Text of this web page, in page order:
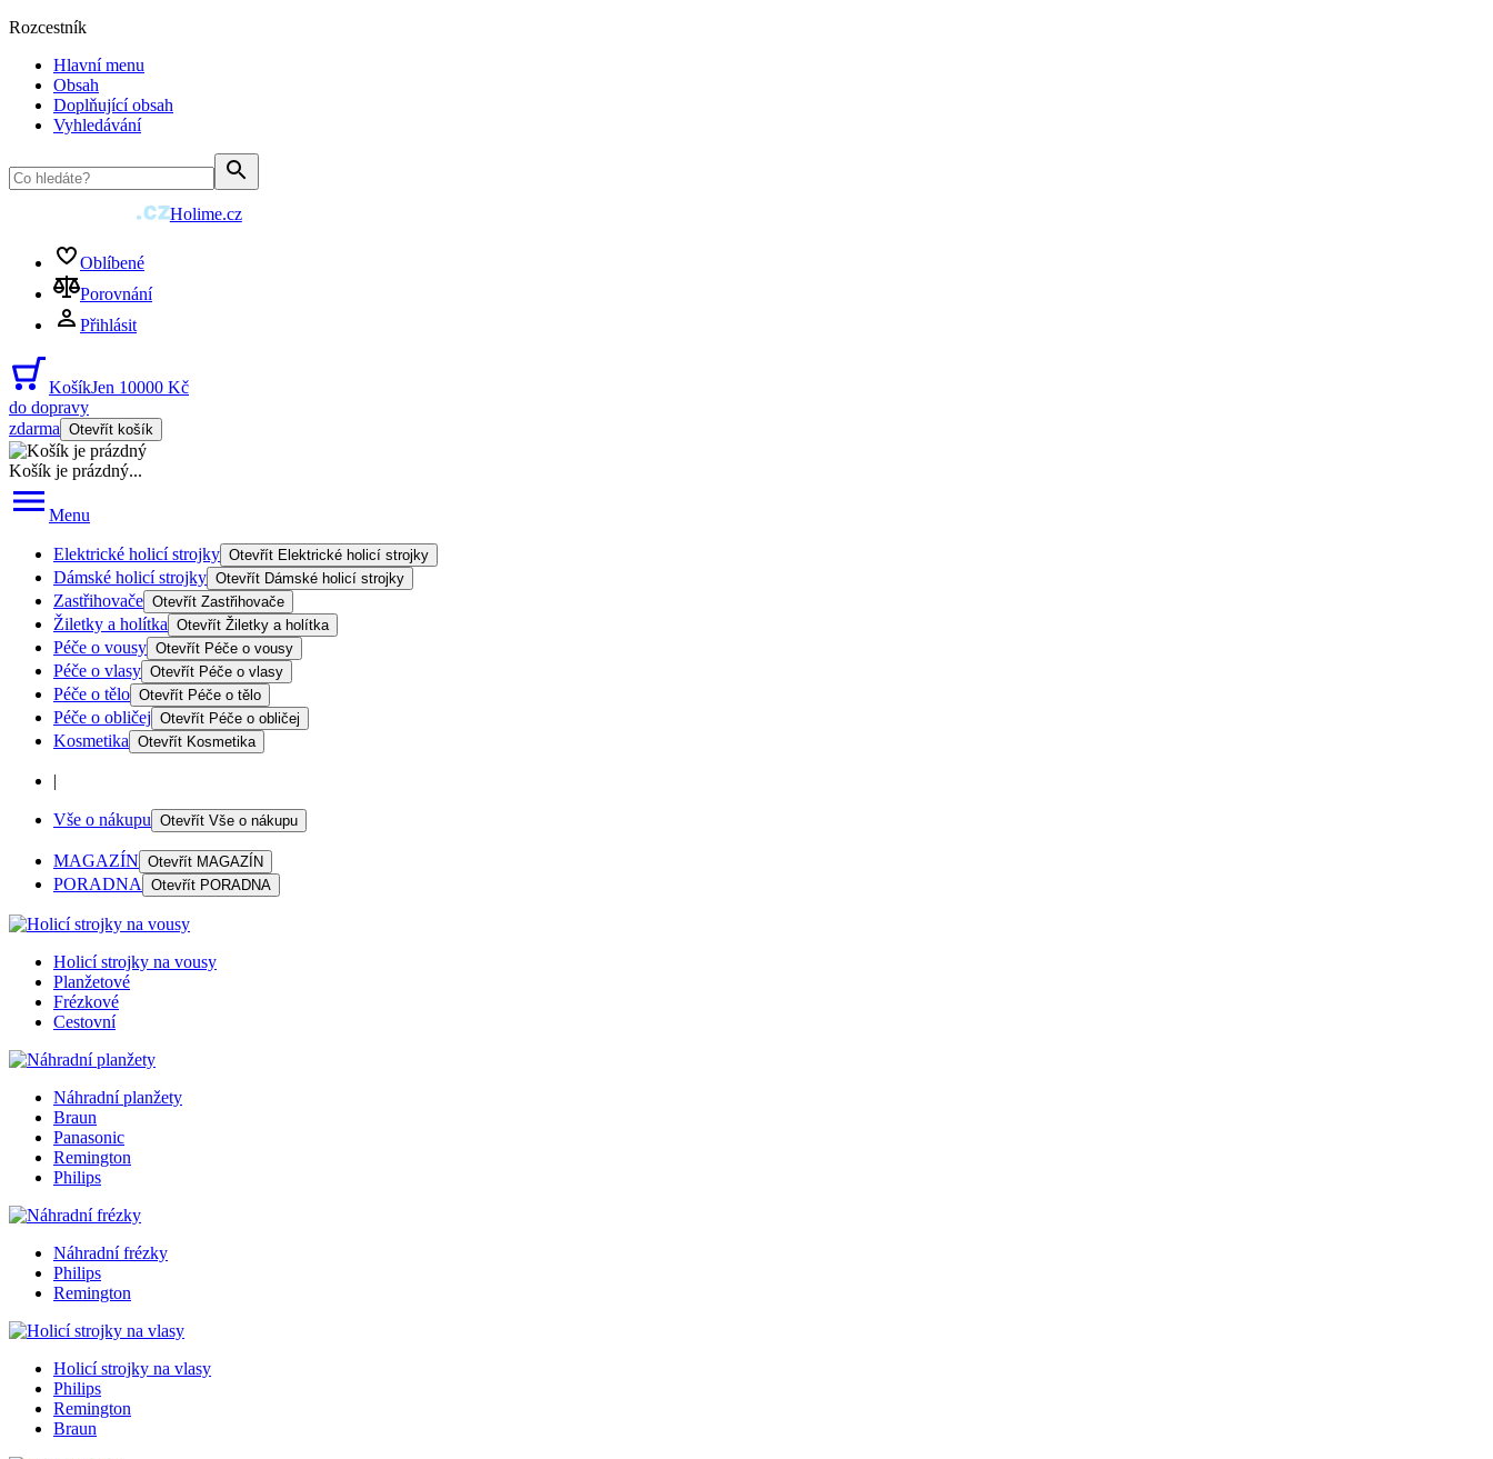
Rozcestník
Hlavní menu
Obsah
Doplňující obsah
Vyhledávání
Holime.cz
Oblíbené
Porovnání
Přihlásit
KošíkJen 10000 Kč
do dopravy
zdarma Otevřít košík
Košík je prázdný...
Menu
Elektrické holicí strojky Otevřít Elektrické holicí strojky
Dámské holicí strojky Otevřít Dámské holicí strojky
Zastřihovače Otevřít Zastřihovače
Žiletky a holítka Otevřít Žiletky a holítka
Péče o vousy Otevřít Péče o vousy
Péče o vlasy Otevřít Péče o vlasy
Péče o tělo Otevřít Péče o tělo
Péče o obličej Otevřít Péče o obličej
Kosmetika Otevřít Kosmetika
|
Vše o nákupu Otevřít Vše o nákupu
MAGAZÍN Otevřít MAGAZÍN
PORADNA Otevřít PORADNA
Holicí strojky na vousy
Planžetové
Frézkové
Cestovní
Náhradní planžety
Braun
Panasonic
Remington
Philips
Náhradní frézky
Philips
Remington
Holicí strojky na vlasy
Philips
Remington
Braun